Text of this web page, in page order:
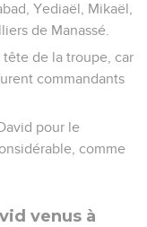
Yediaël, Mikaël,
de Manassé.
tête de la troupe, car
commandants
pour le
comme
venus à